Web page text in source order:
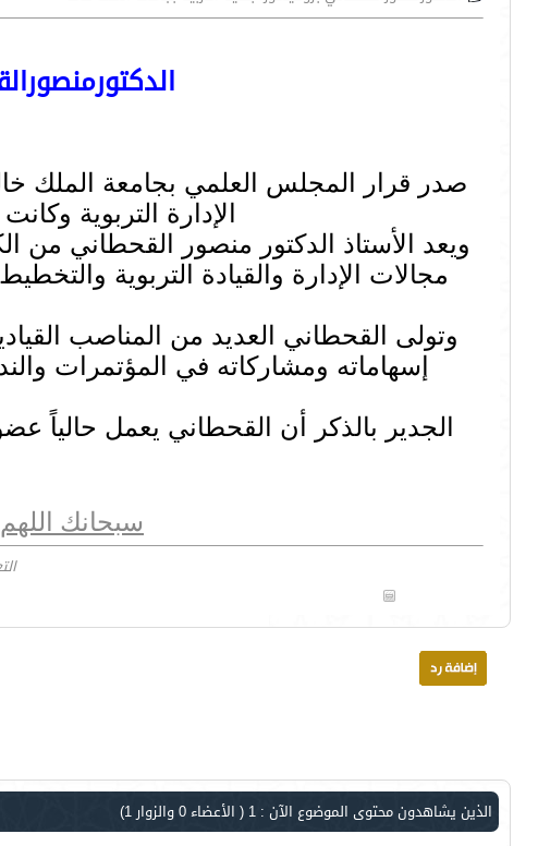
صدر قرار المجلس العلمي بجامعة الملك
الإدارة التربوية
ويعد الأستاذ الدكتور منصور القحطاني من
مجالات الإدارة والقيادة التربوية
وتولى القحطاني العديد من المناصب
إسهاماته ومشاركاته في المؤتمرات
الجدير بالذكر أن القحطاني يعمل حالياً
سبحانك
الذين يشاهدون محتوى الموضوع الآن : 1 ( الأعضاء 0 والزوار 1)